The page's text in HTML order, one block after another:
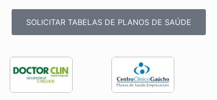
SOLICITAR TABELAS DE PLANOS DE SAÚDE